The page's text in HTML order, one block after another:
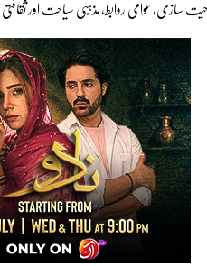
عوامی روابط، مذہبی سیاحت اور